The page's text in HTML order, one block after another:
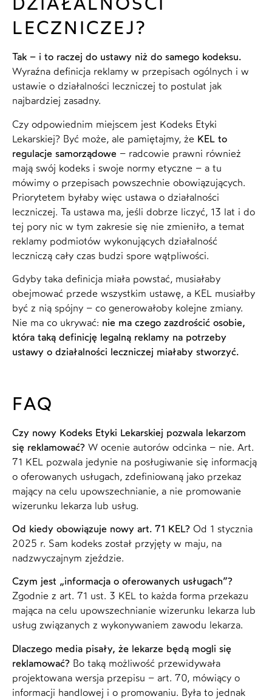
LECZNICZEJ?
Tak – i to raczej do ustawy niż do samego kodeksu.
Wyraźna definicja reklamy w przepisach ogólnych i w
ustawie o działalności leczniczej to postulat jak
najbardziej zasadny.
Czy odpowiednim miejscem jest Kodeks Etyki
Lekarskiej? Być może, ale pamiętajmy, że KEL to
regulacje samorządowe – radcowie prawni również
mają swój kodeks i swoje normy etyczne – a tu
mówimy o przepisach powszechnie obowiązujących.
Priorytetem byłaby więc ustawa o działalności
leczniczej. Ta ustawa ma, jeśli dobrze liczyć, 13 lat i do
tej pory nic w tym zakresie się nie zmieniło, a temat
reklamy podmiotów wykonujących działalność
leczniczą cały czas budzi spore wątpliwości.
Gdyby taka definicja miała powstać, musiałaby
obejmować przede wszystkim ustawę, a KEL musiałby
być z nią spójny – co generowałoby kolejne zmiany.
Nie ma co ukrywać: nie ma czego zazdrościć osobie,
która taką definicję legalną reklamy na potrzeby
ustawy o działalności leczniczej miałaby stworzyć.
FAQ
Czy nowy Kodeks Etyki Lekarskiej pozwala lekarzom
się reklamować? W ocenie autorów odcinka – nie. Art.
71 KEL pozwala jedynie na posługiwanie się informacją
o oferowanych usługach, zdefiniowaną jako przekaz
mający na celu upowszechnianie, a nie promowanie
wizerunku lekarza lub usług.
Od kiedy obowiązuje nowy art. 71 KEL? Od 1 stycznia
2025 r. Sam kodeks został przyjęty w maju, na
nadzwyczajnym zjeździe.
Czym jest „informacja o oferowanych usługach”?
Zgodnie z art. 71 ust. 3 KEL to każda forma przekazu
mająca na celu upowszechnianie wizerunku lekarza lub
usług związanych z wykonywaniem zawodu lekarza.
Dlaczego media pisały, że lekarze będą mogli się
reklamować? Bo taką możliwość przewidywała
projektowana wersja przepisu – art. 70, mówiący o
informacji handlowej i o promowaniu. Była to jednak